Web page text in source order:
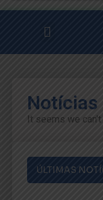
Notícias
It seems we
ÚLTIMAS